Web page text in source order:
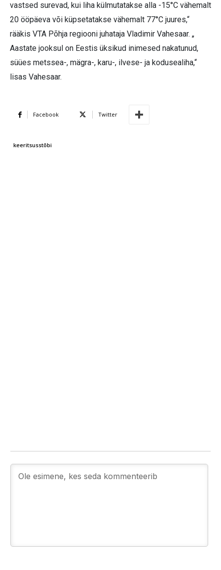
vastsed surevad, kui liha külmutatakse alla -15°C vähemalt
20 ööpäeva või küpsetatakse vähemalt 77°C juures,“
rääkis VTA Põhja regiooni juhataja Vladimir Vahesaar. „
Aastate jooksul on Eestis üksikud inimesed nakatunud,
süües metssea-, mägra-, karu-, ilvese- ja kodusealiha,“
lisas Vahesaar.
Facebook Twitter
keeritsusstõbi